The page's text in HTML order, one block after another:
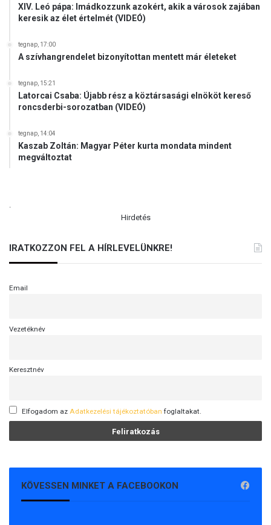
XIV. Leó pápa: Imádkozzunk azokért, akik a városok zajában
keresik az élet értelmét (VIDEÓ)
tegnap, 17:00
A szívhangrendelet bizonyítottan mentett már életeket
tegnap, 15:21
Latorcai Csaba: Újabb rész a köztársasági elnököt kereső
roncsderbi-sorozatban (VIDEÓ)
tegnap, 14:04
Kaszab Zoltán: Magyar Péter kurta mondata mindent
megváltoztat
.
Hirdetés
IRATKOZZON FEL A HÍRLEVELÜNKRE!
Email
Vezetéknév
Keresztnév
Elfogadom az Adatkezelési tájékoztatóban foglaltakat.
KÖVESSEN MINKET A FACEBOOKON